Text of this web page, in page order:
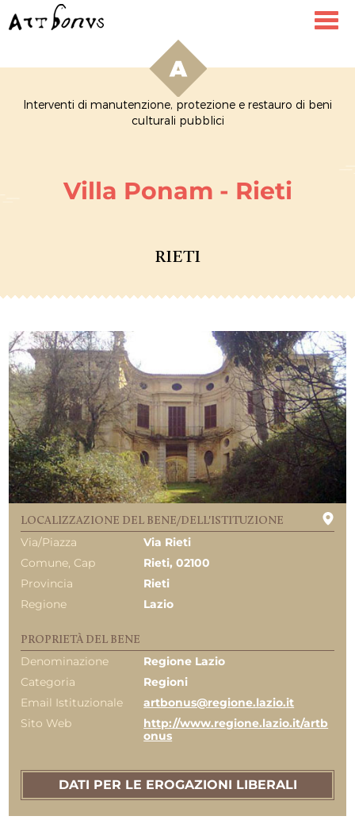
Interventi di manutenzione, protezione e restauro di beni
culturali pubblici
Villa Ponam - Rieti
RIETI
LOCALIZZAZIONE DEL BENE/DELL'ISTITUZIONE
Via/Piazza
Via Rieti
Comune, Cap
Rieti, 02100
Provincia
Rieti
Regione
Lazio
PROPRIETÀ DEL BENE
Denominazione
Regione Lazio
Categoria
Regioni
Email Istituzionale
artbonus@regione.lazio.it
Sito Web
http://www.regione.lazio.it/artb
onus
DATI PER LE EROGAZIONI LIBERALI